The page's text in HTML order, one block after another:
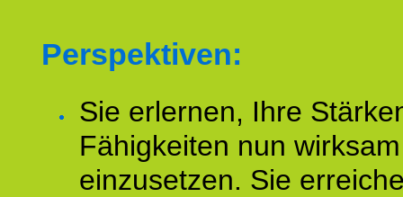
Perspektiven:
Sie erlernen, Ihre
Fähigkeiten nun wirksam
einzusetzen. Sie